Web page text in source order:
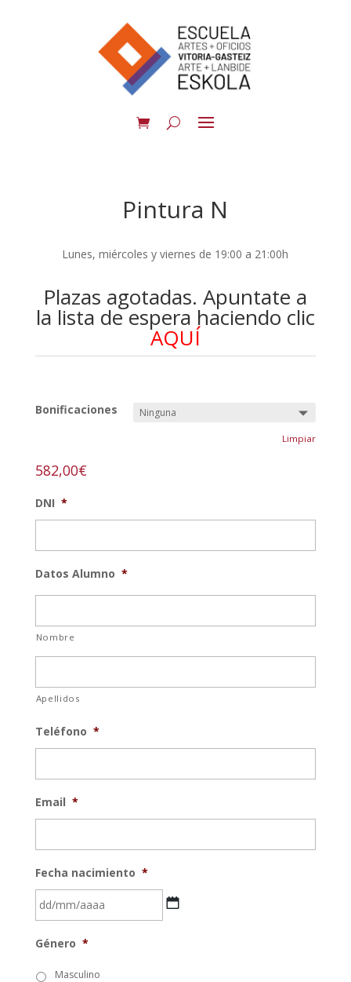
Pintura N
Lunes, miércoles y viernes de 19:00 a 21:00h
Plazas agotadas. Apuntate a
la lista de espera haciendo clic
AQUÍ
Bonificaciones
Limpiar
582,00€
DNI *
Datos Alumno *
Nombre
Apellidos
Teléfono *
Email *
Fecha nacimiento *
barra
MM
Género *
Masculino